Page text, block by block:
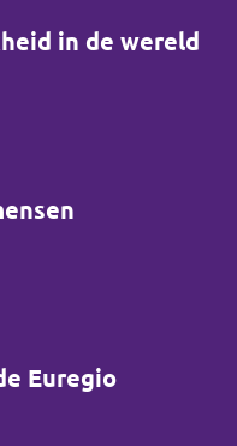
in de wereld
Euregio